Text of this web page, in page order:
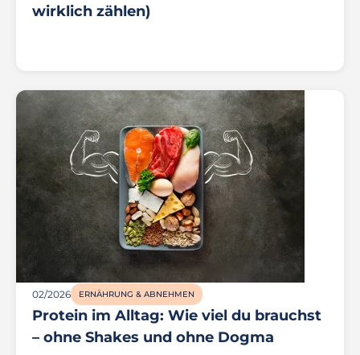
wirklich zählen)
02/2026 ERNÄHRUNG & ABNEHMEN
Protein im Alltag: Wie viel du brauchst
– ohne Shakes und ohne Dogma